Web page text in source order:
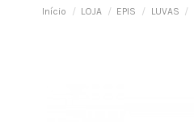
Início LOJA EPIS LUVAS